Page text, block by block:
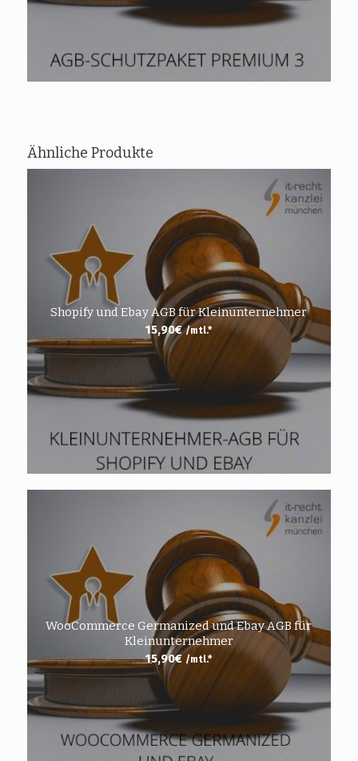
Ähnliche Produkte
Shopify und Ebay AGB für Kleinunternehmer
15,90€ /mtl.*
WooCommerce Germanized und Ebay AGB für
Kleinunternehmer
15,90€ /mtl.*